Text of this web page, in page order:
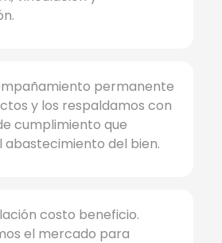
permanente
y los respaldamos con
cumplimiento que
abastecimiento del bien.
costo beneficio.
el mercado para